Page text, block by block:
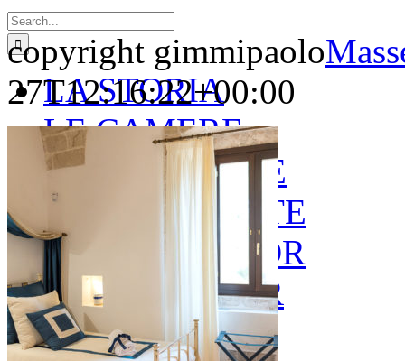
for:
LA STORIA
LE CAMERE
GOLD SUITE
GREEN SUITE
BLUE JUNIOR
RED JUNIOR
ESPERIENZE
copyright gimmipaolo
27T12:16:22+00:00